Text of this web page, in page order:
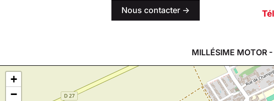
Nous contacter ->
MILLÉSIME MOTOR
+
−